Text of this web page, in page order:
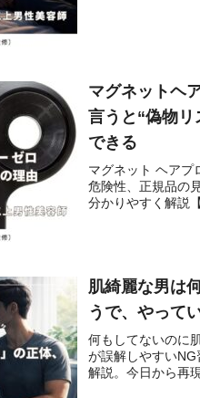
マグネットヘ
言うと“偽物
できる
マグネット ヘアプ
危険性、正規品の
分かりやすく解説
肌綺麗な男は
うで、やって
何もしてないのに
が誤解しやすい
解説。今日から再